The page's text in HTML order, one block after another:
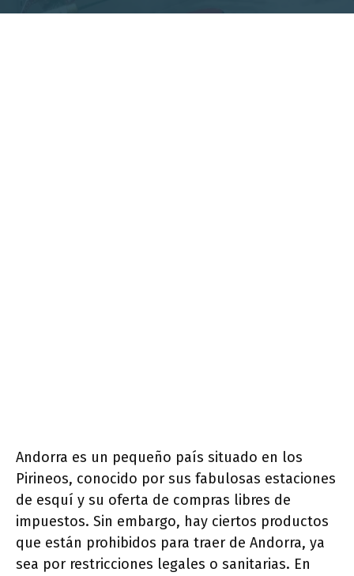
Andorra es un pequeño país situado en los
Pirineos, conocido por sus fabulosas estaciones
de esquí y su oferta de compras libres de
impuestos. Sin embargo, hay ciertos productos
que están prohibidos para traer de Andorra, ya
sea por restricciones legales o sanitarias. En